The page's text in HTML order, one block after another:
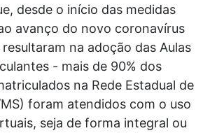
desde o início das medidas
avanço do novo coronavírus
na adoção das Aulas
- mais de 90% dos
na Rede Estadual de
foram atendidos com o uso
seja de forma integral ou